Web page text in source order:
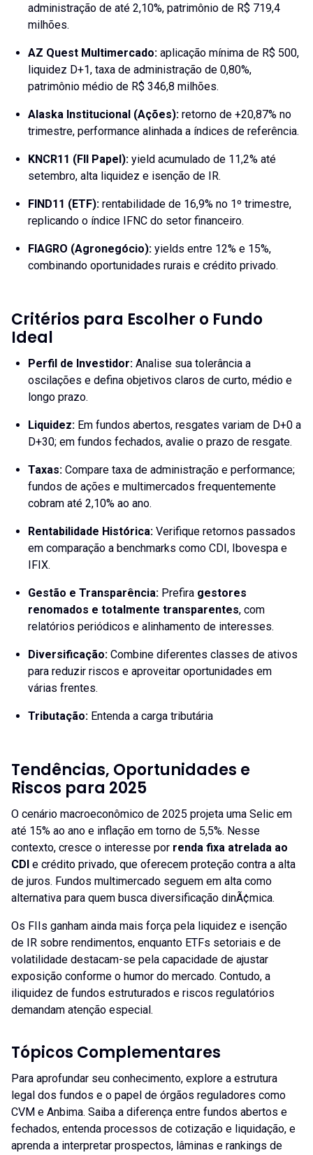
administração de até 2,10%, patrimônio de R$ 719,4
milhões.
AZ Quest Multimercado: aplicação mínima de R$ 500,
liquidez D+1, taxa de administração de 0,80%,
patrimônio médio de R$ 346,8 milhões.
Alaska Institucional (Ações): retorno de +20,87% no
trimestre, performance alinhada a índices de referência.
KNCR11 (FII Papel): yield acumulado de 11,2% até
setembro, alta liquidez e isenção de IR.
FIND11 (ETF): rentabilidade de 16,9% no 1º trimestre,
replicando o índice IFNC do setor financeiro.
FIAGRO (Agronegócio): yields entre 12% e 15%,
combinando oportunidades rurais e crédito privado.
Critérios para Escolher o Fundo
Ideal
Perfil de Investidor: Analise sua tolerância a
oscilações e defina objetivos claros de curto, médio e
longo prazo.
Liquidez: Em fundos abertos, resgates variam de D+0 a
D+30; em fundos fechados, avalie o prazo de resgate.
Taxas: Compare taxa de administração e performance;
fundos de ações e multimercados frequentemente
cobram até 2,10% ao ano.
Rentabilidade Histórica: Verifique retornos passados
em comparação a benchmarks como CDI, Ibovespa e
IFIX.
Gestão e Transparência: Prefira gestores
renomados e totalmente transparentes, com
relatórios periódicos e alinhamento de interesses.
Diversificação: Combine diferentes classes de ativos
para reduzir riscos e aproveitar oportunidades em
várias frentes.
Tributação: Entenda a carga tributária
Tendências, Oportunidades e
Riscos para 2025
O cenário macroeconômico de 2025 projeta uma Selic em
até 15% ao ano e inflação em torno de 5,5%. Nesse
contexto, cresce o interesse por renda fixa atrelada ao
CDI e crédito privado, que oferecem proteção contra a alta
de juros. Fundos multimercado seguem em alta como
alternativa para quem busca diversificação dinÃ¢mica.
Os FIIs ganham ainda mais força pela liquidez e isenção
de IR sobre rendimentos, enquanto ETFs setoriais e de
volatilidade destacam-se pela capacidade de ajustar
exposição conforme o humor do mercado. Contudo, a
iliquidez de fundos estruturados e riscos regulatórios
demandam atenção especial.
Tópicos Complementares
Para aprofundar seu conhecimento, explore a estrutura
legal dos fundos e o papel de órgãos reguladores como
CVM e Anbima. Saiba a diferença entre fundos abertos e
fechados, entenda processos de cotização e liquidação, e
aprenda a interpretar prospectos, lâminas e rankings de